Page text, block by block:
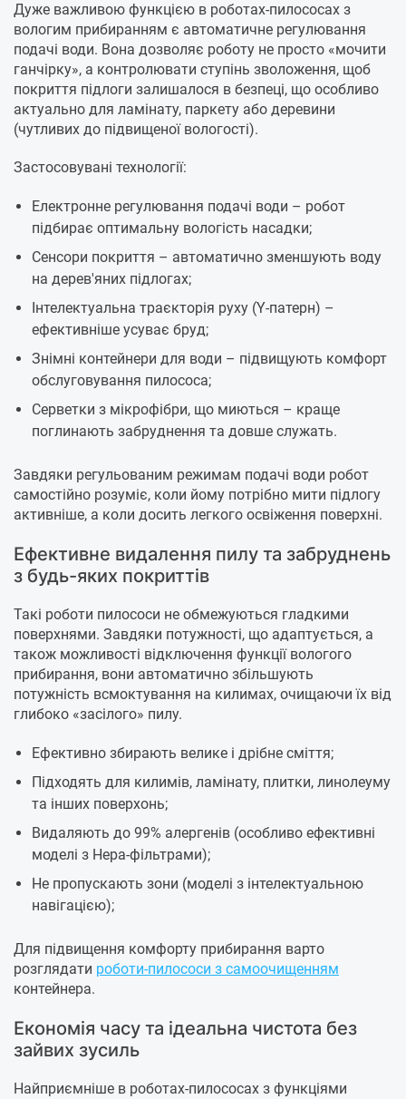
Дуже важливою функцією в роботах-пилососах з
вологим прибиранням є автоматичне регулювання
подачі води. Вона дозволяє роботу не просто «мочити
ганчірку», а контролювати ступінь зволоження, щоб
покриття підлоги залишалося в безпеці, що особливо
актуально для ламінату, паркету або деревини
(чутливих до підвищеної вологості).
Застосовувані технології:
Електронне регулювання подачі води – робот
підбирає оптимальну вологість насадки;
Сенсори покриття – автоматично зменшують воду
на дерев'яних підлогах;
Інтелектуальна траєкторія руху (Y-патерн) –
ефективніше усуває бруд;
Знімні контейнери для води – підвищують комфорт
обслуговування пилососа;
Серветки з мікрофібри, що миються – краще
поглинають забруднення та довше служать.
Завдяки регульованим режимам подачі води робот
самостійно розуміє, коли йому потрібно мити підлогу
активніше, а коли досить легкого освіження поверхні.
Ефективне видалення пилу та забруднень
з будь-яких покриттів
Такі роботи пилососи не обмежуються гладкими
поверхнями. Завдяки потужності, що адаптується, а
також можливості відключення функції вологого
прибирання, вони автоматично збільшують
потужність всмоктування на килимах, очищаючи їх від
глибоко «засілого» пилу.
Ефективно збирають велике і дрібне сміття;
Підходять для килимів, ламінату, плитки, линолеуму
та інших поверхонь;
Видаляють до 99% алергенів (особливо ефективні
моделі з Hepa-фільтрами);
Не пропускають зони (моделі з інтелектуальною
навігацією);
Для підвищення комфорту прибирання варто
розглядати роботи-пилососи з самоочищенням
контейнера.
Економія часу та ідеальна чистота без
зайвих зусиль
Найприємніше в роботах-пилососах з функціями